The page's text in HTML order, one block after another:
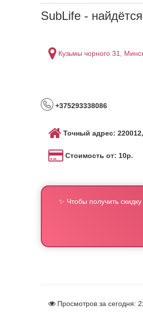
SubLife -
Кузьмы чорного 31,
+375293338086
Точный адрес:
Стоимость от: 10р.
✨ Чтобы получить
Просмотров за сегодня: